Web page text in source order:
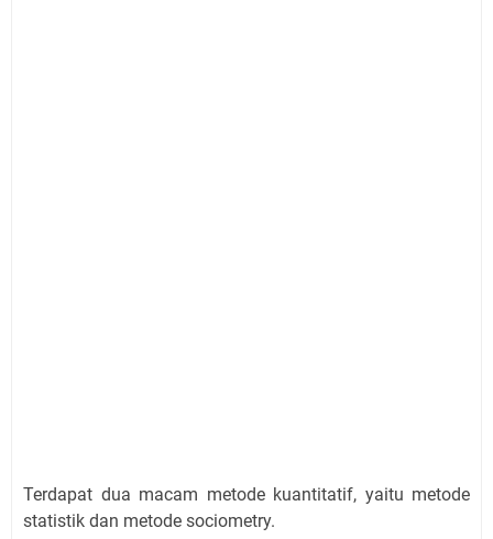
Terdapat dua macam metode kuantitatif, yaitu metode
statistik dan metode sociometry.